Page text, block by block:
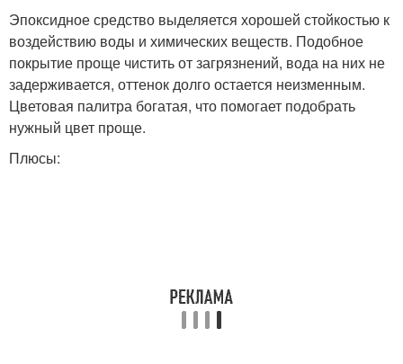
Эпоксидное средство выделяется хорошей стойкостью к
воздействию воды и химических веществ. Подобное
покрытие проще чистить от загрязнений, вода на них не
задерживается, оттенок долго остается неизменным.
Цветовая палитра богатая, что помогает подобрать
нужный цвет проще.
Плюсы: